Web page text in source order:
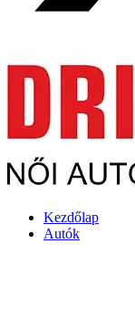
Kezdőlap
Autók